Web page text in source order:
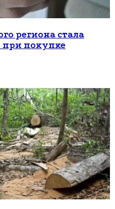
региона стала
покупке